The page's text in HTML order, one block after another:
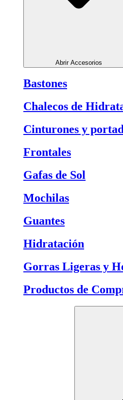
Abrir Accesorios
Bastones
Chalecos de
Cinturones y
Frontales
Gafas de Sol
Mochilas
Guantes
Hidratación
Gorras Ligeras y
Productos de